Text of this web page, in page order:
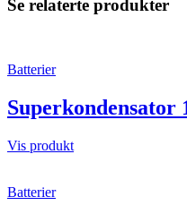
Se relaterte produkter
Batterier
Superkondensator
Vis produkt
Batterier